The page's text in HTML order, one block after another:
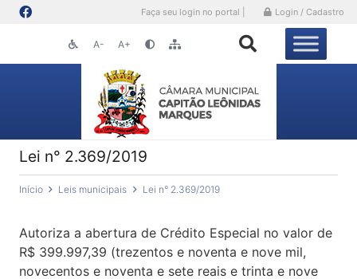
Faça seu login no portal | Login / Cadastro
A- A+
Lei n° 2.369/2019
Início Leis municipais Lei n° 2.369/2019
Autoriza a abertura de Crédito Especial no valor de
R$ 399.997,39 (trezentos e noventa e nove mil,
novecentos e noventa e sete reais e trinta e nove